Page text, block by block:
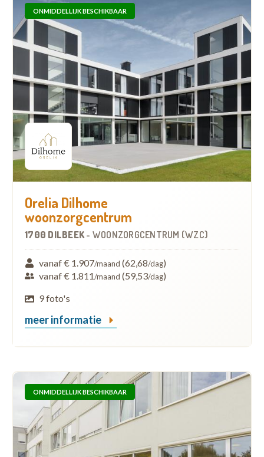
ONMIDDELLIJK BESCHIKBAAR
Orelia Dilhome
woonzorgcentrum
1700 DILBEEK- WOONZORGCENTRUM (WZC)
vanaf € 1.907/maand (62,68/dag)
vanaf € 1.811/maand (59,53/dag)
9 foto's
meer informatie
ONMIDDELLIJK BESCHIKBAAR